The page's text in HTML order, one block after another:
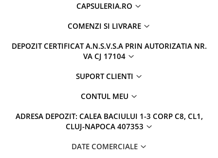
CAPSULERIA.RO
COMENZI SI LIVRARE
DEPOZIT CERTIFICAT A.N.S.V.S.A PRIN AUTORIZATIA NR.
VA CJ 17104
SUPORT CLIENTI
CONTUL MEU
ADRESA DEPOZIT: CALEA BACIULUI 1-3 CORP C8, CL1,
CLUJ-NAPOCA 407353
DATE COMERCIALE